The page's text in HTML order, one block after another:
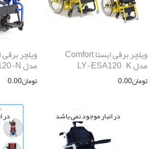
ویلچر برقی ایستا Comfort
مدل LY-ESA120 – K
تومان0.00
مدل LY-ESA120-N
تومان0.00